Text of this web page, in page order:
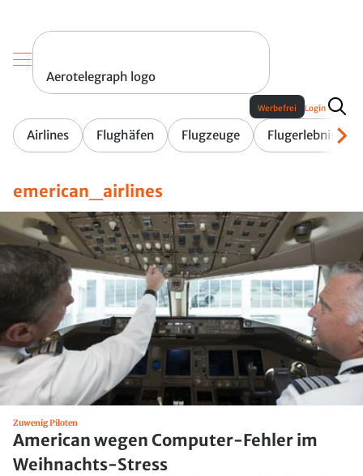
Aerotelegraph logo
Airlines Flughäfen Flugzeuge Flugerlebnis
Werbefrei Login
emerican_airlines
Zuwenig Piloten
American wegen Computer-Fehler im
Weihnachts-Stress